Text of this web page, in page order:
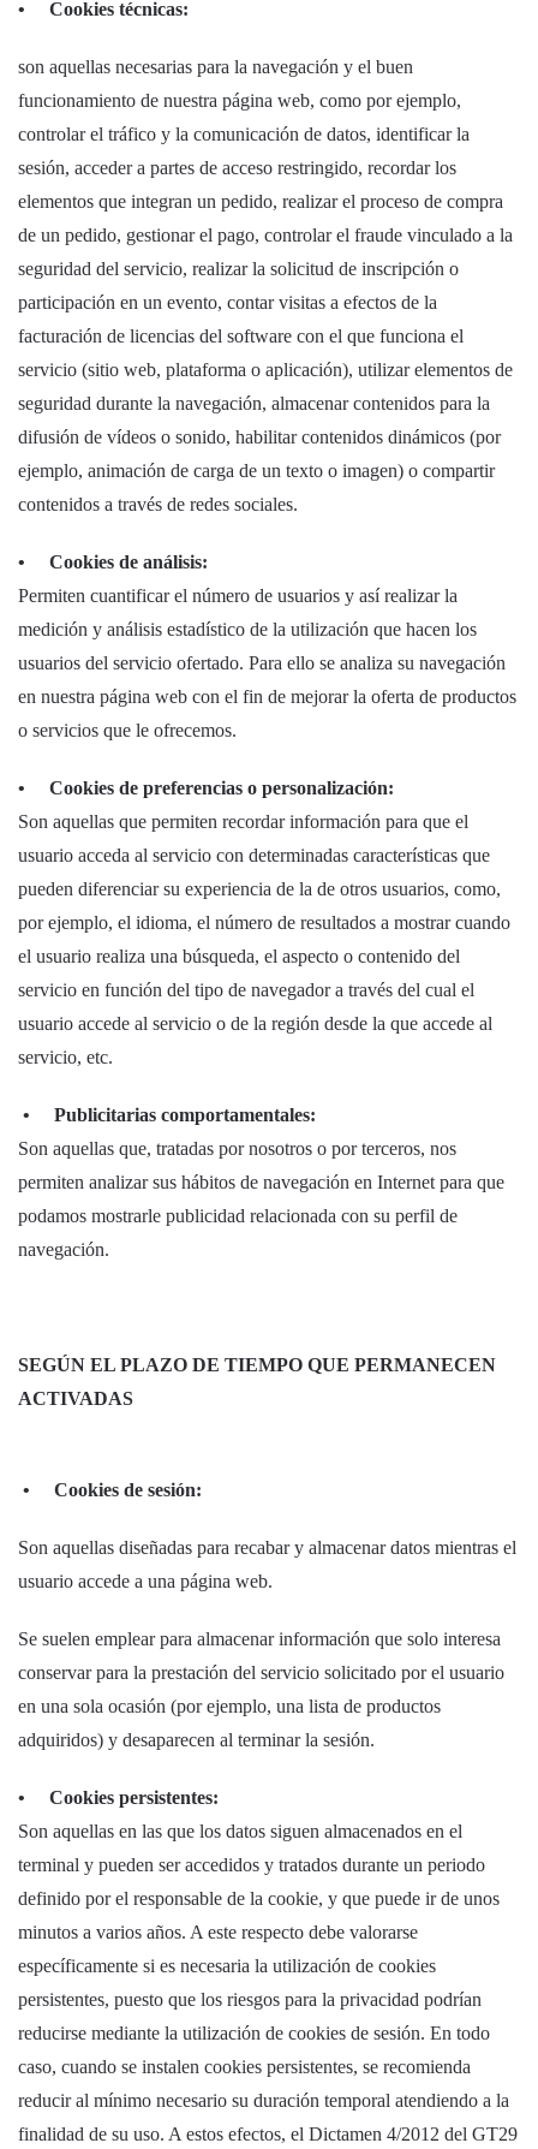
• Cookies técnicas:
son aquellas necesarias para la navegación y el buen
funcionamiento de nuestra página web, como por ejemplo,
controlar el tráfico y la comunicación de datos, identificar la
sesión, acceder a partes de acceso restringido, recordar los
elementos que integran un pedido, realizar el proceso de compra
de un pedido, gestionar el pago, controlar el fraude vinculado a la
seguridad del servicio, realizar la solicitud de inscripción o
participación en un evento, contar visitas a efectos de la
facturación de licencias del software con el que funciona el
servicio (sitio web, plataforma o aplicación), utilizar elementos de
seguridad durante la navegación, almacenar contenidos para la
difusión de vídeos o sonido, habilitar contenidos dinámicos (por
ejemplo, animación de carga de un texto o imagen) o compartir
contenidos a través de redes sociales.
• Cookies de análisis:
Permiten cuantificar el número de usuarios y así realizar la
medición y análisis estadístico de la utilización que hacen los
usuarios del servicio ofertado. Para ello se analiza su navegación
en nuestra página web con el fin de mejorar la oferta de productos
o servicios que le ofrecemos.
• Cookies de preferencias o personalización:
Son aquellas que permiten recordar información para que el
usuario acceda al servicio con determinadas características que
pueden diferenciar su experiencia de la de otros usuarios, como,
por ejemplo, el idioma, el número de resultados a mostrar cuando
el usuario realiza una búsqueda, el aspecto o contenido del
servicio en función del tipo de navegador a través del cual el
usuario accede al servicio o de la región desde la que accede al
servicio, etc.
• Publicitarias comportamentales:
Son aquellas que, tratadas por nosotros o por terceros, nos
permiten analizar sus hábitos de navegación en Internet para que
podamos mostrarle publicidad relacionada con su perfil de
navegación.
SEGÚN EL PLAZO DE TIEMPO QUE PERMANECEN
ACTIVADAS
• Cookies de sesión:
Son aquellas diseñadas para recabar y almacenar datos mientras el
usuario accede a una página web.
Se suelen emplear para almacenar información que solo interesa
conservar para la prestación del servicio solicitado por el usuario
en una sola ocasión (por ejemplo, una lista de productos
adquiridos) y desaparecen al terminar la sesión.
• Cookies persistentes:
Son aquellas en las que los datos siguen almacenados en el
terminal y pueden ser accedidos y tratados durante un periodo
definido por el responsable de la cookie, y que puede ir de unos
minutos a varios años. A este respecto debe valorarse
específicamente si es necesaria la utilización de cookies
persistentes, puesto que los riesgos para la privacidad podrían
reducirse mediante la utilización de cookies de sesión. En todo
caso, cuando se instalen cookies persistentes, se recomienda
reducir al mínimo necesario su duración temporal atendiendo a la
finalidad de su uso. A estos efectos, el Dictamen 4/2012 del GT29